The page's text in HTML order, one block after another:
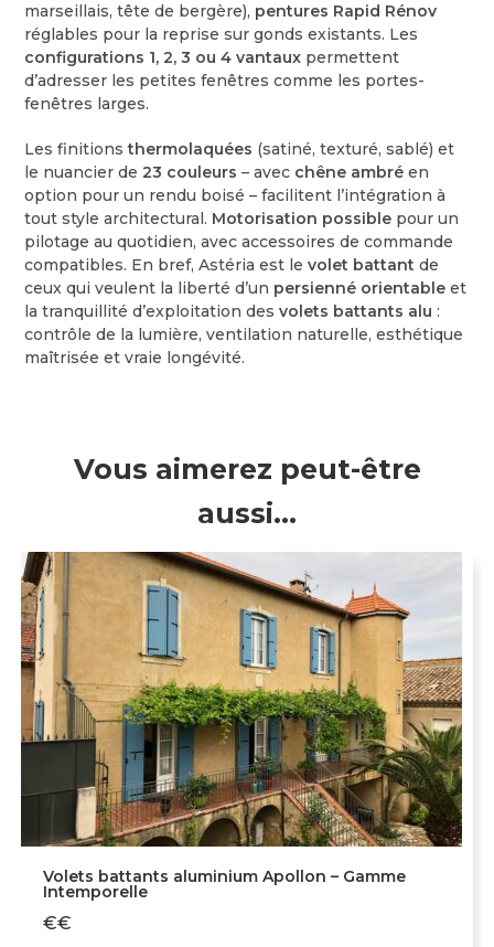
marseillais, tête de bergère), pentures Rapid Rénov
réglables pour la reprise sur gonds existants. Les
configurations 1, 2, 3 ou 4 vantaux permettent
d’adresser les petites fenêtres comme les portes-
fenêtres larges.
Les finitionsthermolaquées (satiné, texturé, sablé) et
le nuancier de 23 couleurs – avec chêne ambré en
option pour un rendu boisé – facilitent l’intégration à
tout style architectural. Motorisation possible pour un
pilotage au quotidien, avec accessoires de commande
compatibles. En bref, Astéria est levolet battant de
ceux qui veulent la liberté d’un persienné orientable et
la tranquillité d’exploitation desvolets battants alu :
contrôle de la lumière, ventilation naturelle, esthétique
maîtrisée et vraie longévité.
Vous aimerez peut-être
aussi…
Volets battants aluminium Apollon – Gamme
Intemporelle
€€